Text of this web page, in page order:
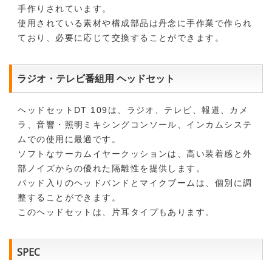
手作りされています。
使用されている素材や構成部品は丹念に手作業で作られ
ており、必要に応じて交換することができます。
ラジオ・テレビ番組用 ヘッドセット
ヘッドセットDT 109は、ラジオ、テレビ、報道、カメ
ラ、音響・照明ミキシングコンソール、インカムシステ
ムでの使用に最適です。
ソフトなサーカムイヤークッションは、高い装着感と外
部ノイズからの優れた隔離性を提供します。
パッド入りのヘッドバンドとマイクブームは、個別に調
整することができます。
このヘッドセットは、片耳タイプもあります。
SPEC